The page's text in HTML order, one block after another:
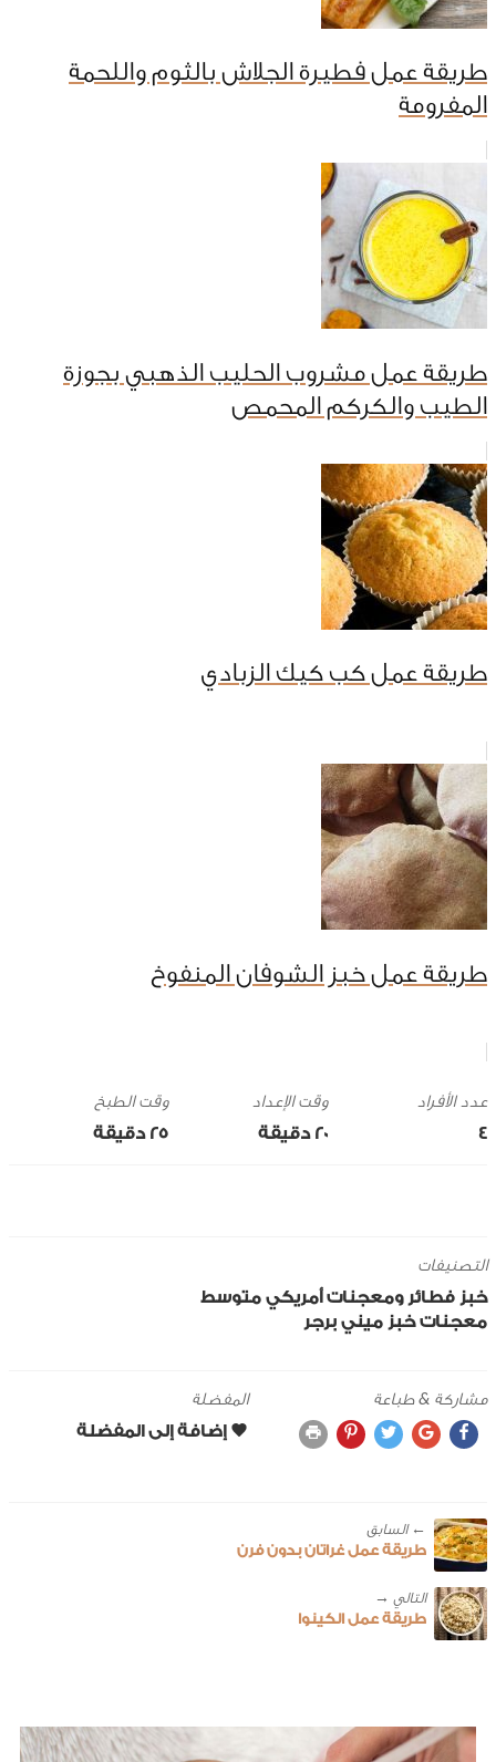
طريقة عمل فطيرة الجلاش بالثوم واللحمة
المفرومة
طريقة عمل مشروب الحليب الذهبي بجوزة
الطيب والكركم المحمص
طريقة عمل كب كيك الزبادي
طريقة عمل خبز الشوفان المنفوخ
4
وقت الإعداد
20 ‎دقيقة
وقت الطبخ
25 ‎دقيقة
التصنيفات
خبز فطائر ومعجنات أمريكي متوسط
معجنات خبز ميني برجر
مشاركة & طباعة المفضلة
← ‎السابق
طريقة عمل غراتان بدون فرن
طريقة عمل الكينوا